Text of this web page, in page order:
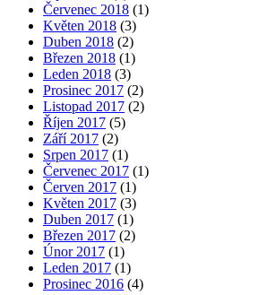
Červenec 2018 (1)
Květen 2018 (3)
Duben 2018 (2)
Březen 2018 (1)
Leden 2018 (3)
Prosinec 2017 (2)
Listopad 2017 (2)
Říjen 2017 (5)
Září 2017 (2)
Srpen 2017 (1)
Červenec 2017 (1)
Červen 2017 (1)
Květen 2017 (3)
Duben 2017 (1)
Březen 2017 (2)
Únor 2017 (1)
Leden 2017 (1)
Prosinec 2016 (4)